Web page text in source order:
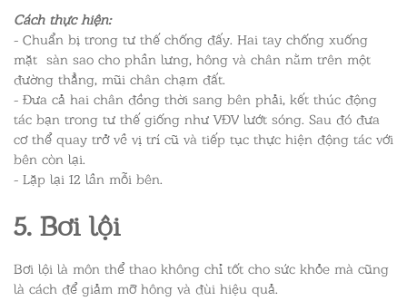
Cách thực hiện:
- Chuẩn bị trong tư thế chống đấy. Hai tay chống xuống
mặt sàn sao cho phần lưng, hông và chân nằm trên một
đường thẳng, mũi chân chạm đất.
- Đưa cả hai chân đồng thời sang bên phải, kết thúc động
tác bạn trong tư thế giống như VĐV lướt sóng. Sau đó đưa
cơ thể quay trở về vị trí cũ và tiếp tục thực hiện động tác với
bên còn lại.
- Lặp lại 12 lần mỗi bên.
5. Bơi lội
Bơi lội là môn thể thao không chỉ tốt cho sức khỏe mà cũng
là cách để giảm mỡ hông và đùi hiệu quả.